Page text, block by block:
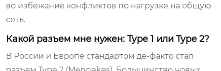
во избежание конфликтов по нагрузке на общую
сеть.
Какой разъем мне нужен: Type 1 или Type 2?
В России и Европе стандартом де-факто стал